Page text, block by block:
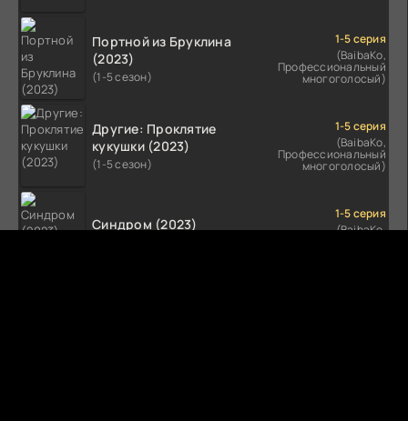
Портной из Бруклина
(2023)
(1-5 сезон)
1-5 серия
(BaibaKo,
Профессиональный
многоголосый)
Другие: Проклятие
кукушки (2023)
(1-5 сезон)
1-5 серия
(BaibaKo,
Профессиональный
многоголосый)
Синдром (2023)
1-5 серия
(BaibaKo,